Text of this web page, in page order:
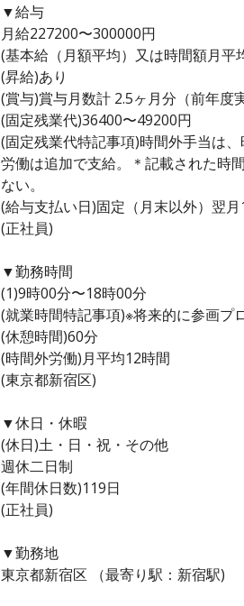
▼給与
月給227200〜300000円
(基本給（月額平均）又は時間額月
(昇給)あり
(賞与)賞与月数計 2.5ヶ月分（前年度
(固定残業代)36400〜49200円
(固定残業代特記事項)時間外手当は
労働は追加で支給。＊記載された時
ない。
(給与支払い日)固定（月末以外）翌月
(正社員)
▼勤務時間
(1)9時00分〜18時00分
(就業時間特記事項)※将来的に参画プ
(休憩時間)60分
(時間外労働)月平均12時間
(東京都新宿区)
▼休日・休暇
(休日)土・日・祝・その他
週休二日制
(年間休日数)119日
(正社員)
▼勤務地
東京都新宿区 （最寄り駅：新宿駅)